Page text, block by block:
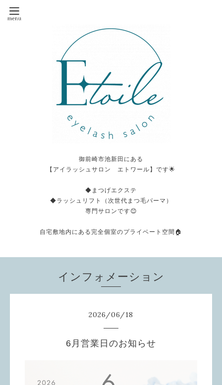
御前崎市池新田にある
【アイラッシュサロン エトワール】です🌟
◆まつげエクステ
◆ラッシュリフト（次世代まつ毛パーマ）
専門サロンです😊
自宅敷地内にある完全個室のプライベート空間🏠
インフォメーション
2026/06/18
6月営業日のお知らせ